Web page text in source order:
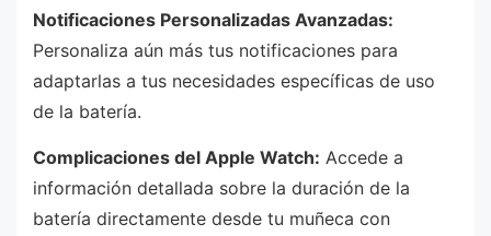
Notificaciones Personalizadas Avanzadas:
Personaliza aún más tus notificaciones para
adaptarlas a tus necesidades específicas de uso
de la batería.
Complicaciones del Apple Watch: Accede a
información detallada sobre la duración de la
batería directamente desde tu muñeca con